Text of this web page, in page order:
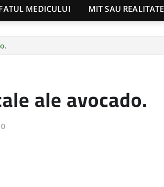
MEDICULUI MIT SAU REALITATE
ale avocado.
0